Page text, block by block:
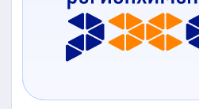
прокторинг